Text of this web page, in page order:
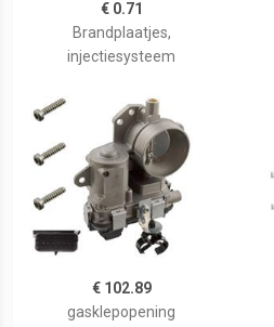
€ 0.71
Brandplaatjes,
injectiesysteem
€ 102.89
gasklepopening